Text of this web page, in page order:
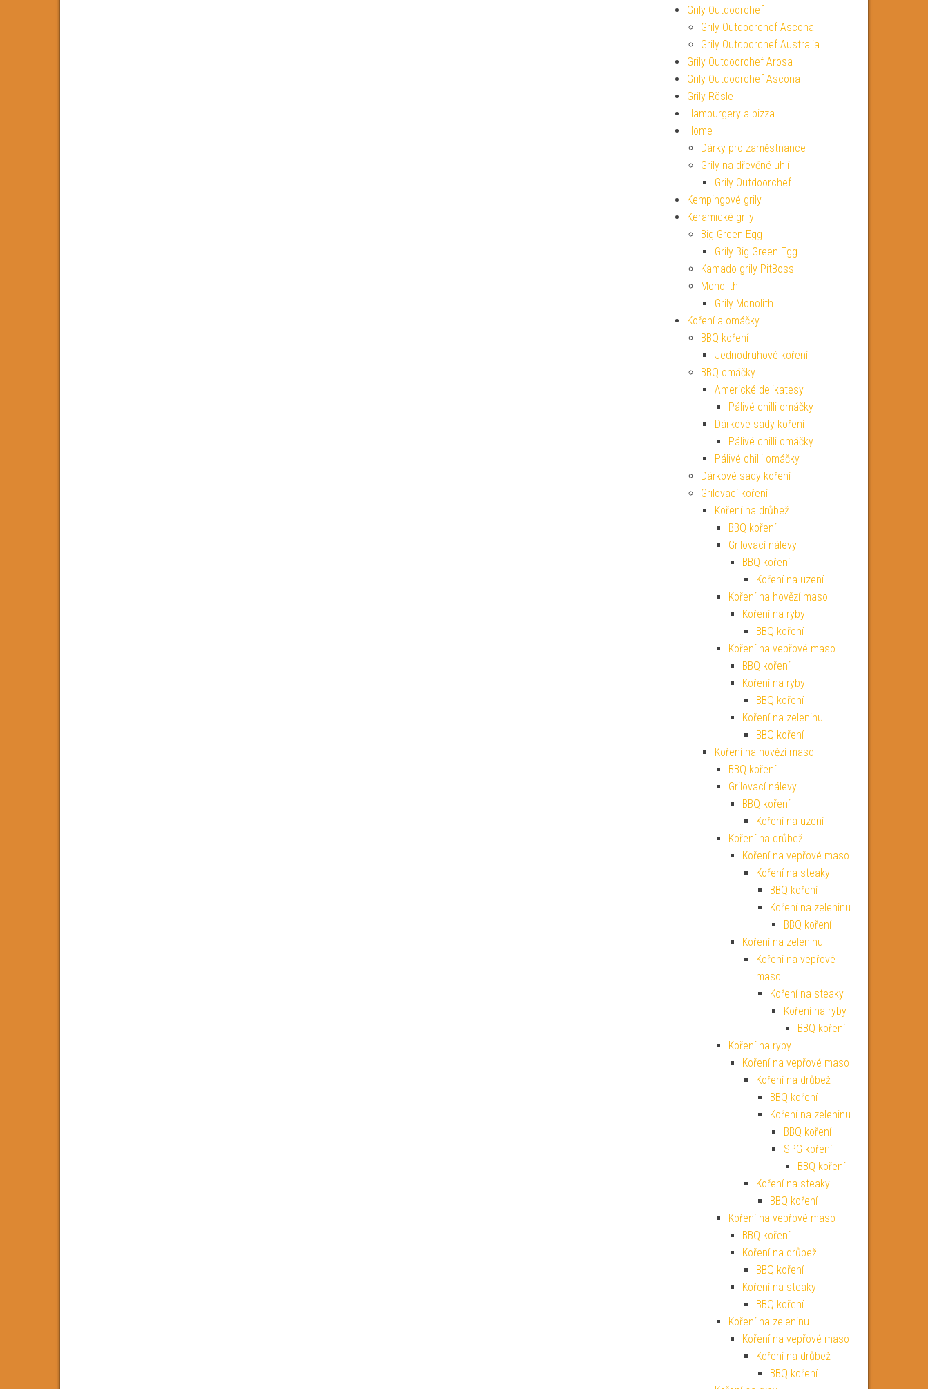
Grily Outdoorchef
Grily Outdoorchef Ascona
Grily Outdoorchef Australia
Grily Outdoorchef Arosa
Grily Outdoorchef Ascona
Grily Rösle
Hamburgery a pizza
Home
Dárky pro zaměstnance
Grily na dřevěné uhlí
Grily Outdoorchef
Kempingové grily
Keramické grily
Big Green Egg
Grily Big Green Egg
Kamado grily PitBoss
Monolith
Grily Monolith
Koření a omáčky
BBQ koření
Jednodruhové koření
BBQ omáčky
Americké delikatesy
Pálivé chilli omáčky
Dárkové sady koření
Pálivé chilli omáčky
Pálivé chilli omáčky
Dárkové sady koření
Grilovací koření
Koření na drůbež
BBQ koření
Grilovací nálevy
BBQ koření
Koření na uzení
Koření na hovězí maso
Koření na ryby
BBQ koření
Koření na vepřové maso
BBQ koření
Koření na ryby
BBQ koření
Koření na zeleninu
BBQ koření
Koření na hovězí maso
BBQ koření
Grilovací nálevy
BBQ koření
Koření na uzení
Koření na drůbež
Koření na vepřové maso
Koření na steaky
BBQ koření
Koření na zeleninu
BBQ koření
Koření na zeleninu
Koření na vepřové
maso
Koření na steaky
Koření na ryby
BBQ koření
Koření na ryby
Koření na vepřové maso
Koření na drůbež
BBQ koření
Koření na zeleninu
BBQ koření
SPG koření
BBQ koření
Koření na steaky
BBQ koření
Koření na vepřové maso
BBQ koření
Koření na drůbež
BBQ koření
Koření na steaky
BBQ koření
Koření na zeleninu
Koření na vepřové maso
Koření na drůbež
BBQ koření